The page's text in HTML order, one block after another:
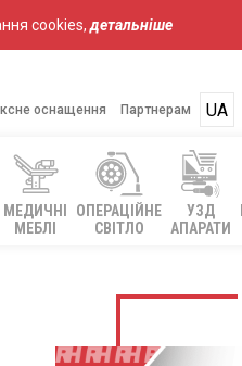
cookies,детальніше
оснащення Партнерам UA
RU
МЕДИЧНІ
МЕБЛІ
ОПЕРАЦІЙНЕ
СВІТЛО
УЗД
АПАРАТИ